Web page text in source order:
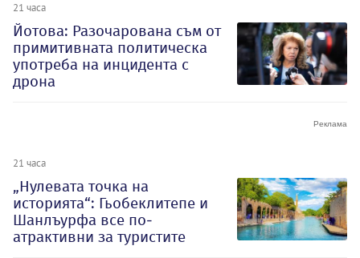
21 часа
Йотова: Разочарована съм от
примитивната политическа
употреба на инцидента с
дрона
21 часа
„Нулевата точка на
историята“: Гьобеклитепе и
Шанлъурфа все по-
атрактивни за туристите